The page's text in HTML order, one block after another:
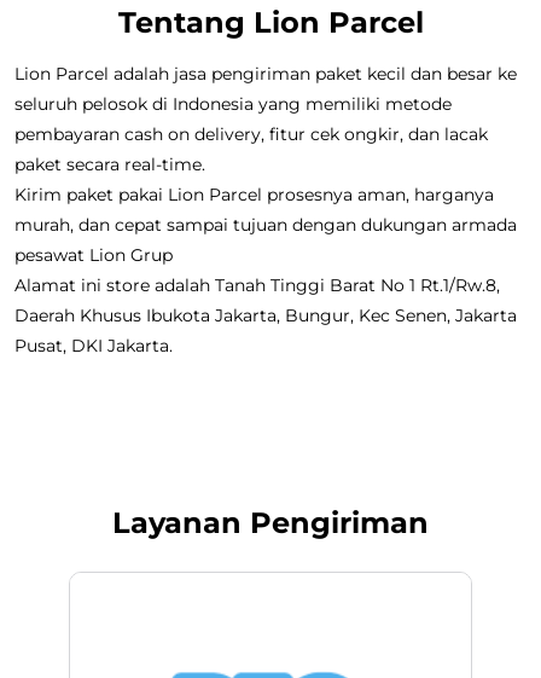
Tentang Lion Parcel
Lion Parcel adalah jasa pengiriman paket kecil dan besar ke
seluruh pelosok di Indonesia yang memiliki metode
pembayaran cash on delivery, fitur cek ongkir, dan lacak
paket secara real-time.
Kirim paket pakai Lion Parcel prosesnya aman, harganya
murah, dan cepat sampai tujuan dengan dukungan armada
pesawat Lion Grup
Alamat ini store adalah Tanah Tinggi Barat No 1 Rt.1/Rw.8,
Daerah Khusus Ibukota Jakarta, Bungur, Kec Senen, Jakarta
Pusat, DKI Jakarta.
Layanan Pengiriman